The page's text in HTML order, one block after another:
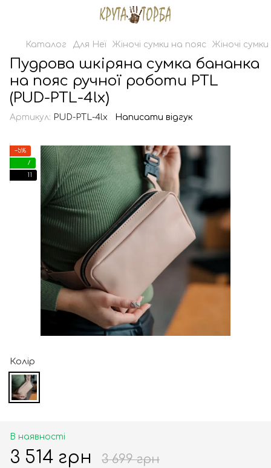
Каталог Для Неї Жіночі сумки на пояс Жіночі
Пудрова шкіряна сумка бананка
на пояс ручної роботи PTL
(PUD-PTL-4lx)
Артикул: PUD-PTL-4lx Написати відгук
−5%
7
11
Колір
В наявності
3 514 грн 3 699 грн